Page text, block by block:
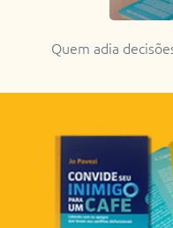
Quem adia